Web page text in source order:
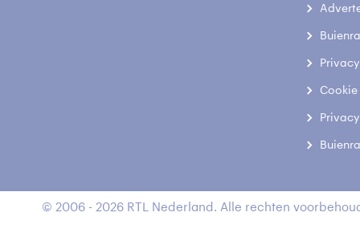
© 2006 - 2026 RTL Nederland. Alle rechten